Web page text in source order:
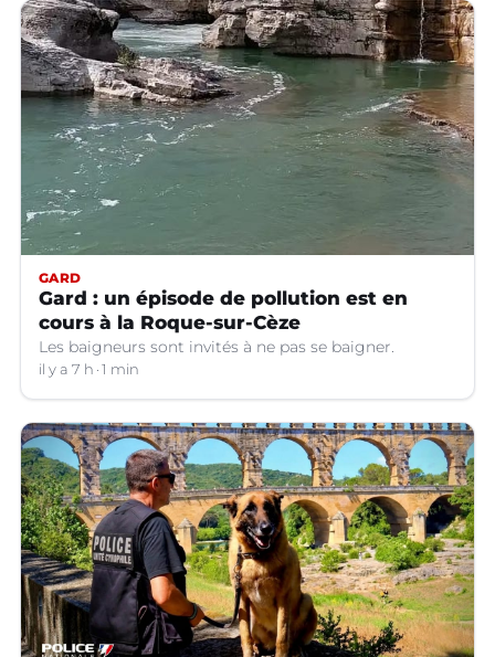
GARD
Gard : un épisode de pollution est en
cours à la Roque-sur-Cèze
Les baigneurs sont invités à ne pas se baigner.
il y a 7 h 1 min